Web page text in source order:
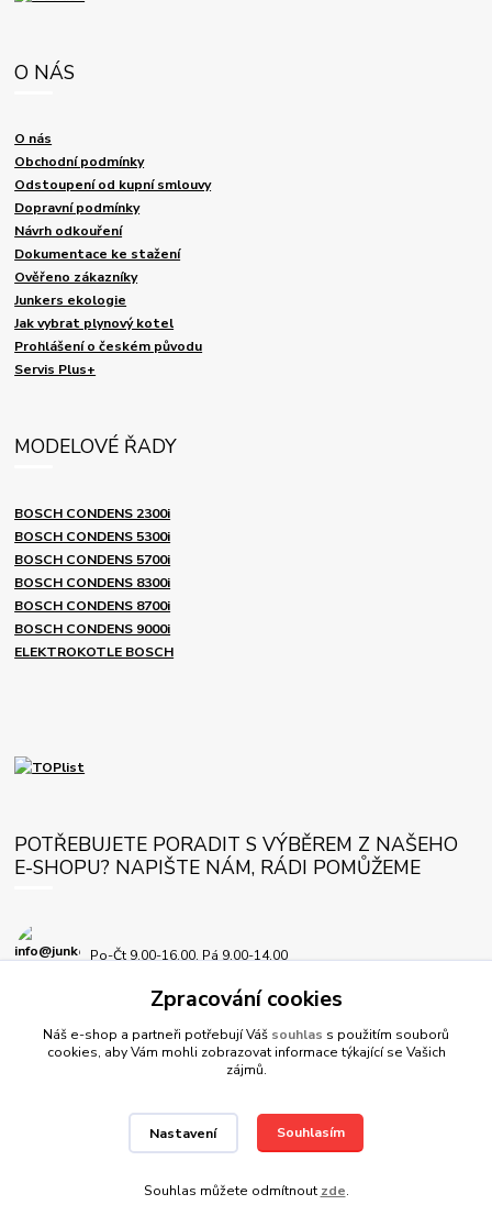
O NÁS
O nás
Obchodní podmínky
Odstoupení od kupní smlouvy
Dopravní podmínky
Návrh odkouření
Dokumentace ke stažení
Ověřeno zákazníky
Junkers ekologie
Jak vybrat plynový kotel
Prohlášení o českém původu
Servis Plus+
MODELOVÉ ŘADY
BOSCH CONDENS 2300i
BOSCH CONDENS 5300i
BOSCH CONDENS 5700i
BOSCH CONDENS 8300i
BOSCH CONDENS 8700i
BOSCH CONDENS 9000i
ELEKTROKOTLE BOSCH
POTŘEBUJETE PORADIT S VÝBĚREM Z NAŠEHO
E-SHOPU? NAPIŠTE NÁM, RÁDI POMŮŽEME
Po-Čt 9.00-16.00, Pá 9.00-14.00
Zpracování cookies
Náš e-shop a partneři potřebují Váš souhlas s použitím souborů
cookies, aby Vám mohli zobrazovat informace týkající se Vašich
zájmů.
Nastavení Souhlasím
Souhlas můžete odmítnout zde.